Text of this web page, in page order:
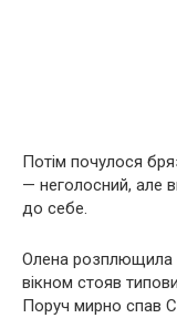
Потім почулося
— неголосний, але
до себе.
Олена розплющила
вікном стояв
Поруч мирно спав